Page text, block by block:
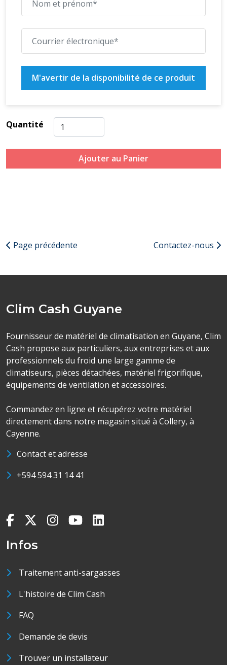
M'avertir de la disponibilité de ce produit
Quantité
Ajouter au Panier
Page précédente Contactez-nous
Clim Cash Guyane
Fournisseur de matériel de climatisation en Guyane, Clim
Cash propose aux particuliers, aux entreprises et aux
professionnels du froid une large gamme de
climatiseurs, pièces détachées, matériel frigorifique,
équipements de ventilation et accessoires.
Commandez en ligne et récupérez votre matériel
directement dans notre magasin situé à Collery, à
Cayenne.
Contact et adresse
+594 594 31 14 41
Infos
Traitement anti-sargasses
L'histoire de Clim Cash
FAQ
Demande de devis
Trouver un installateur